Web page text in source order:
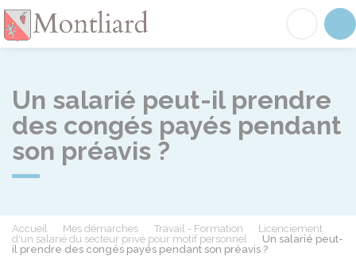
Un salarié peut-il prendre
des congés payés pendant
son préavis ?
Accueil Mes démarches Travail - Formation
Licenciement
d'un salarié du secteur privé pour motif personnel
Un salarié peut-
il prendre des congés payés pendant son préavis ?